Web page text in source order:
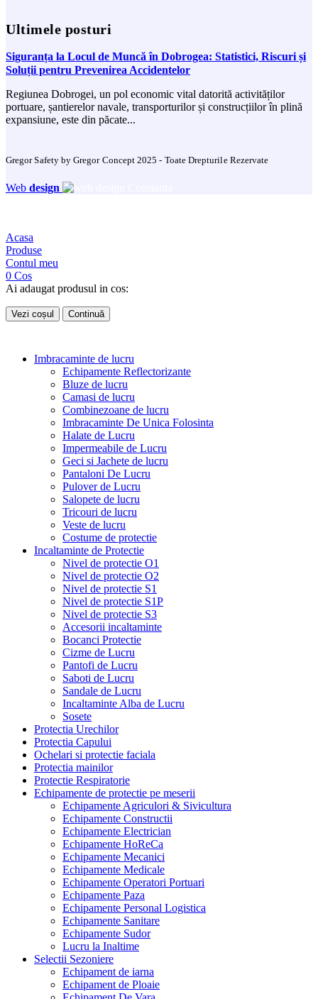
Ultimele posturi
Siguranța la Locul de Muncă în Dobrogea: Statistici, Riscuri și
Soluții pentru Prevenirea Accidentelor
Regiunea Dobrogei, un pol economic vital datorită activităților
portuare, șantierelor navale, transporturilor și construcțiilor în plină
expansiune, este din păcate...
Gregor Safety by Gregor Concept 2025 - Toate Drepturile Rezervate
Web design
Acasa
Produse
Contul meu
0 Cos
Ai adaugat produsul in cos:
Vezi coșul Continuă
Imbracaminte de lucru
Echipamente Reflectorizante
Bluze de lucru
Camasi de lucru
Combinezoane de lucru
Imbracaminte De Unica Folosinta
Halate de Lucru
Impermeabile de Lucru
Geci si Jachete de lucru
Pantaloni De Lucru
Pulover de Lucru
Salopete de lucru
Tricouri de lucru
Veste de lucru
Costume de protectie
Incaltaminte de Protectie
Nivel de protectie O1
Nivel de protectie O2
Nivel de protectie S1
Nivel de protectie S1P
Nivel de protectie S3
Accesorii incaltaminte
Bocanci Protectie
Cizme de Lucru
Pantofi de Lucru
Saboti de Lucru
Sandale de Lucru
Incaltaminte Alba de Lucru
Sosete
Protectia Urechilor
Protectia Capului
Ochelari si protectie faciala
Protectia mainilor
Protectie Respiratorie
Echipamente de protectie pe meserii
Echipamente Agriculori & Sivicultura
Echipamente Constructii
Echipamente Electrician
Echipamente HoReCa
Echipamente Mecanici
Echipamente Medicale
Echipamente Operatori Portuari
Echipamente Paza
Echipamente Personal Logistica
Echipamente Sanitare
Echipamente Sudor
Lucru la Inaltime
Selectii Sezoniere
Echipament de iarna
Echipament de Ploaie